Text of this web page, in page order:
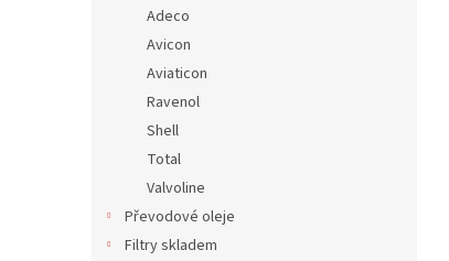
Adeco
Avicon
Aviaticon
Ravenol
Shell
Total
Valvoline
Převodové oleje
Filtry skladem